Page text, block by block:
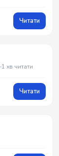
Читати
1 хв читати
Читати